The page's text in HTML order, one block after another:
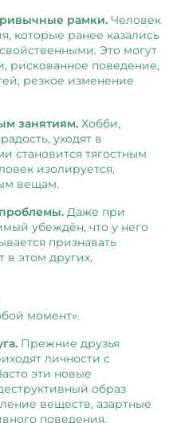
рамки. Человек
которые ранее казались
Это могут
рискованное поведение,
резкое изменение
занятиям. Хобби,
уходят в
становится тягостным
изолируется,
вещам.
Даже при
убеждён, что у него
признавать
в этом других,
момент».
Прежние друзья
личности с
эти новые
образ
веществ, азартные
поведения.